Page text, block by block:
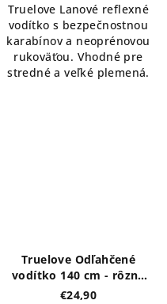
Truelove Lanové reflexné
vodítko s bezpečnostnou
karabínov a neoprénovou
rukoväťou. Vhodné pre
stredné a veľké plemená.
Truelove Odľahčené
vodítko 140 cm - rôzna
farby
€24,90